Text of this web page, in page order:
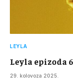
LEYLA
Leyla epizoda
29. kolovoza 2025.